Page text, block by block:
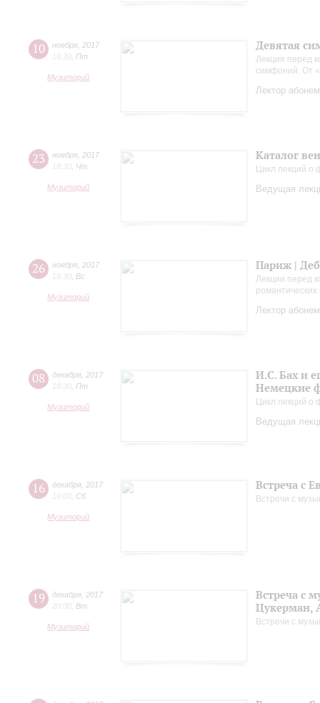
10 ноября 2017
18:30 Пт
Музиторий
Девятая
Лекция перед
симфоний. От
Лектор
23 ноября 2017
18:30 Чт
Музиторий
Каталог
Цикл лекций о
Ведущая
26 ноября 2017
18:30 Вс
Музиторий
Париж |
Лекции перед
Лектор
08 декабря 2017
18:30 Пт
Музиторий
И.С. Бах и
Немецкие
Цикл лекций о
Ведущая
16 декабря 2017
19:00 Сб
Музиторий
Встреча с
Встречи с
19 декабря 2017
20:00 Вт
Музиторий
Встреча с
Цукерман,
Встречи с